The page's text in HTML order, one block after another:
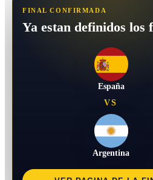
FINAL CONFIRMADA
Ya estan definidos los
España
VS
Argentina